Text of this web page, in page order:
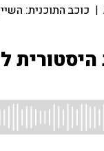
| כוכב התוכנית: